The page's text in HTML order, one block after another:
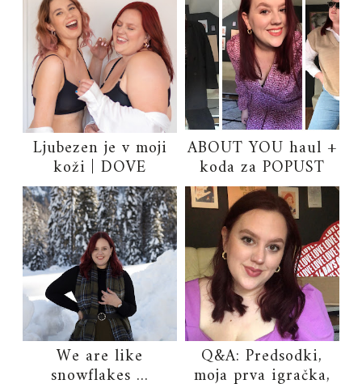
Ljubezen je v moji
koži | DOVE
ABOUT YOU haul +
koda za POPUST
We are like
snowflakes ...
Q&A: Predsodki,
moja prva igračka,